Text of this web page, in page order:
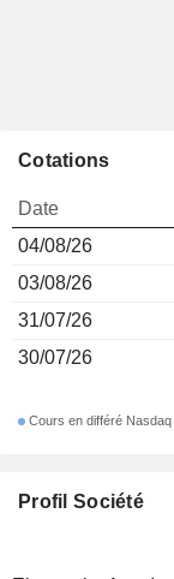
Profil Société
Cotations
Date
04/08/26
03/08/26
31/07/26
30/07/26
Cours en différé Nasdaq